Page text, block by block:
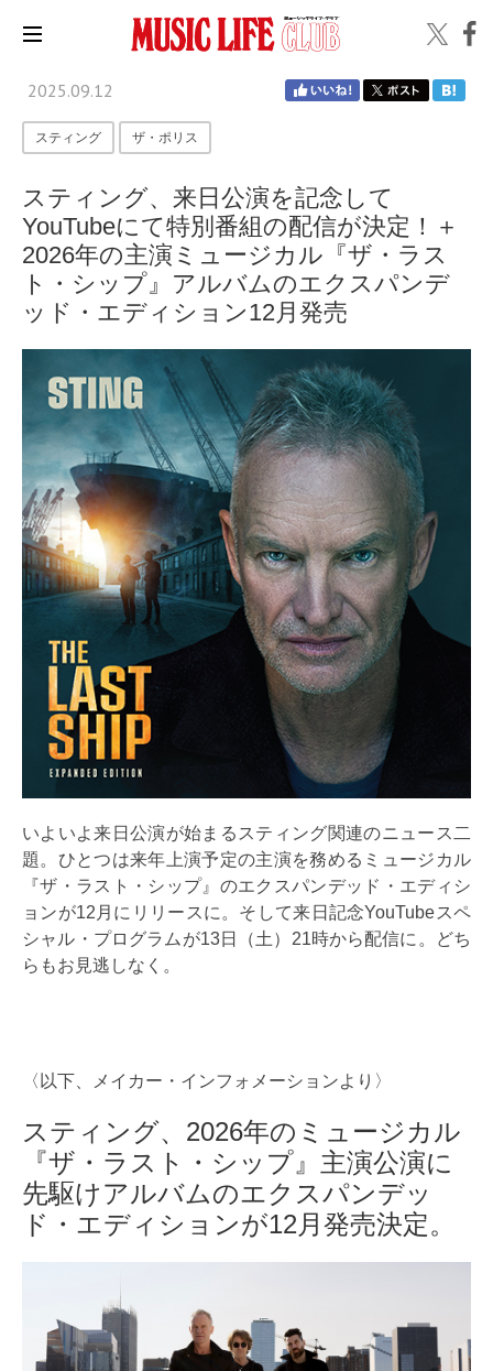
2025.09.12
スティング ザ・ポリス
スティング、来日公演を記念して
YouTubeにて特別番組の配信が決定！＋
2026年の主演ミュージカル『ザ・ラス
ト・シップ』アルバムのエクスパンデ
ッド・エディション12月発売
いよいよ来日公演が始まるスティング関連のニュース二
題。ひとつは来年上演予定の主演を務めるミュージカル
『ザ・ラスト・シップ』のエクスパンデッド・エディシ
ョンが12月にリリースに。そして来日記念YouTubeスペ
シャル・プログラムが13日（土）21時から配信に。どち
らもお見逃しなく。
〈以下、メイカー・インフォメーションより〉
スティング、2026年のミュージカル
『ザ・ラスト・シップ』主演公演に
先駆けアルバムのエクスパンデッ
ド・エディションが12月発売決定。